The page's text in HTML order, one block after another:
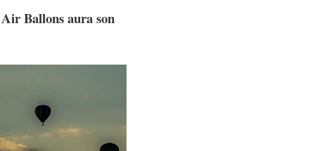
Ballons aura son